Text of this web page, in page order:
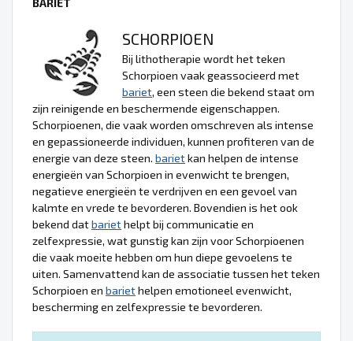
BARIET
SCHORPIOEN
Bij lithotherapie wordt het teken
Schorpioen vaak geassocieerd met
bariet, een steen die bekend staat om
zijn reinigende en beschermende eigenschappen.
Schorpioenen, die vaak worden omschreven als intense
en gepassioneerde individuen, kunnen profiteren van de
energie van deze steen. barietkan helpen de intense
energieën van Schorpioen in evenwicht te brengen,
negatieve energieën te verdrijven en een gevoel van
kalmte en vrede te bevorderen. Bovendien is het ook
bekend datbariethelpt bij communicatie en
zelfexpressie, wat gunstig kan zijn voor Schorpioenen
die vaak moeite hebben om hun diepe gevoelens te
uiten. Samenvattend kan de associatie tussen het teken
Schorpioen en bariethelpen emotioneel evenwicht,
bescherming en zelfexpressie te bevorderen.